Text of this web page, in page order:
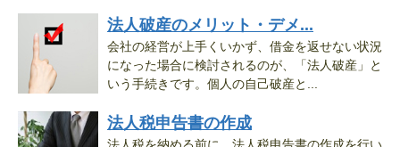
法人破産のメリット・デメ...
会社の経営が上手くいかず、借金を返せない状況
になった場合に検討されるのが、「法人破産」と
いう手続きです。個人の自己破産と...
法人税申告書の作成